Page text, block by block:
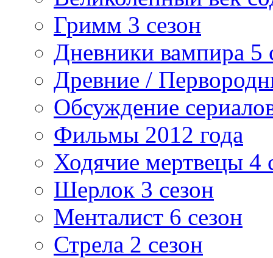
Гримм 3 сезон
Дневники вампира 5
Древние /
Обсуждение
Фильмы 2012 года
Ходячие мертвецы 4
Шерлок 3 сезон
Менталист 6 сезон
Стрела 2 сезон